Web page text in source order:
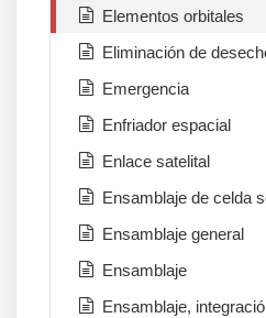
Elementos orbitales
Eliminación de
Emergencia
Enfriador espacial
Enlace satelital
Ensamblaje de celda
Ensamblaje general
Ensamblaje
Ensamblaje,